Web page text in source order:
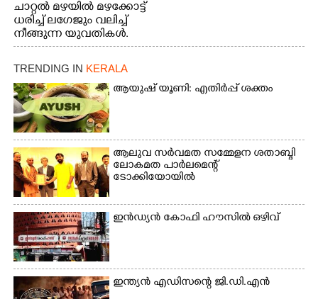
ചാറ്റൽ മഴയിൽ മഴക്കോട്ട്
ധരിച്ച് ലഗേജും വലിച്ച്
നീങ്ങുന്ന യുവതികൾ.
എറണാകുളം മേനകയിൽ
നിന്നുള്ള കാഴ്ച
TRENDING IN KERALA
ആയുഷ് യൂണി: എതിർപ്പ് ശക്തം
ആലുവ സർവമത സമ്മേളന ശതാബ്ദി
ലോകമത പാർലമെന്റ്
ടോക്കിയോയിൽ
ഇൻഡ്യൻ കോഫി ഹൗസിൽ ഒഴിവ്
ഇന്ത്യൻ എഡിസന്റെ ജി.ഡി.എൻ